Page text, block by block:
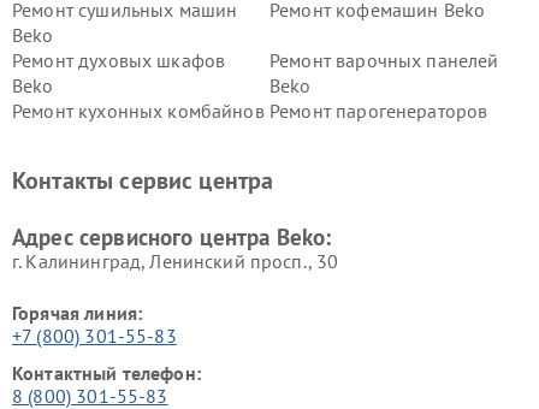
Ремонт сушильных машин
Beko
Ремонт кофемашин Beko
Ремонт духовых шкафов
Beko
Ремонт варочных панелей
Beko
Ремонт кухонных комбайнов Ремонт парогенераторов
Ремонт холодильников Beko Ремонт морозильных камер
Контакты сервис центра
Адрес сервисного центра Beko:
г. Калининград, Ленинский просп., 30
Горячая линия:
+7 (800) 301-55-83
Контактный телефон:
8 (800) 301-55-83